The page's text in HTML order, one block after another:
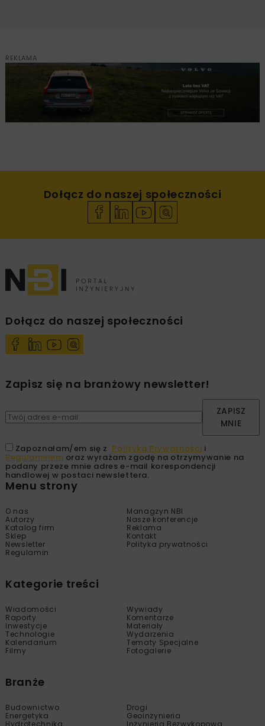
REKLAMA
Dołącz do naszej społeczności
Dołącz do naszej społeczności
Zapisz się na branżowy newsletter!
ZAPISZ
MNIE
Zapoznałam/em się z Polityką Prywatności i
Regulaminem oraz wyrażam zgodę na otrzymywanie na
podany przeze mnie adres e-mail korespondencji
handlowej w postaci newslettera.
Menu strony
O nas
Managzyn NBI
Autorzy
Nasze konferencje
Katalog firm
Reklama
Sklep
Kontakt
Newsletter
Polityka prywatności
Regulamin
Kategorie treści
Wiadomości
Wywiady
Raporty
Komentarze
Inwestycje
Materiały
Technologie
Wydarzenia
Kalendarium
Tematy Specjalne
Filmy
Fotogalerie
Branże
Budownictwo
Drogi
Energetyka
Geoinżynieria
Hydrotechnika
Inżynieria Bezwykopowa